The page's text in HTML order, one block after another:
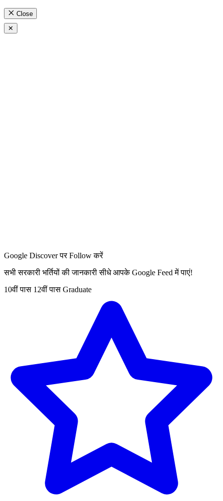
Close
✕
Google Discover पर Follow करें
सभी सरकारी भर्तियों की जानकारी सीधे आपके Google Feed में पाएं!
10वीं पास 12वीं पास Graduate